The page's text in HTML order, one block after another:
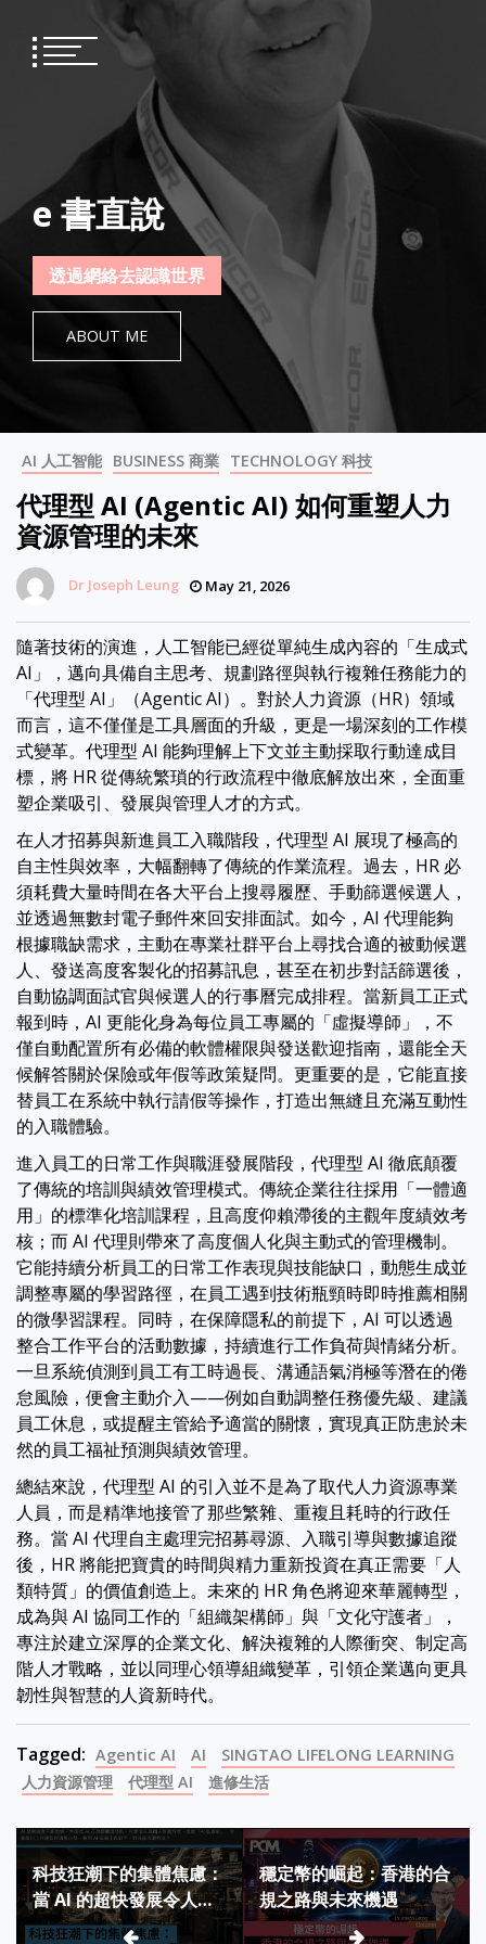
content
e 書直說
透過網絡去認識世界
ABOUT ME
AI 人工智能 BUSINESS 商業 TECHNOLOGY 科技
代理型 AI (Agentic AI) 如何重塑人力
資源管理的未來
Dr Joseph Leung May 21, 2026
隨著技術的演進，人工智能已經從單純生成內容的「生成式
AI」，邁向具備自主思考、規劃路徑與執行複雜任務能力的
「代理型 AI」（Agentic AI）。對於人力資源（HR）領域
而言，這不僅僅是工具層面的升級，更是一場深刻的工作模
式變革。代理型 AI 能夠理解上下文並主動採取行動達成目
標，將 HR 從傳統繁瑣的行政流程中徹底解放出來，全面重
塑企業吸引、發展與管理人才的方式。
在人才招募與新進員工入職階段，代理型 AI 展現了極高的
自主性與效率，大幅翻轉了傳統的作業流程。過去，HR 必
須耗費大量時間在各大平台上搜尋履歷、手動篩選候選人，
並透過無數封電子郵件來回安排面試。如今，AI 代理能夠
根據職缺需求，主動在專業社群平台上尋找合適的被動候選
人、發送高度客製化的招募訊息，甚至在初步對話篩選後，
自動協調面試官與候選人的行事曆完成排程。當新員工正式
報到時，AI 更能化身為每位員工專屬的「虛擬導師」，不
僅自動配置所有必備的軟體權限與發送歡迎指南，還能全天
候解答關於保險或年假等政策疑問。更重要的是，它能直接
替員工在系統中執行請假等操作，打造出無縫且充滿互動性
的入職體驗。
進入員工的日常工作與職涯發展階段，代理型 AI 徹底顛覆
了傳統的培訓與績效管理模式。傳統企業往往採用「一體適
用」的標準化培訓課程，且高度仰賴滯後的主觀年度績效考
核；而 AI 代理則帶來了高度個人化與主動式的管理機制。
它能持續分析員工的日常工作表現與技能缺口，動態生成並
調整專屬的學習路徑，在員工遇到技術瓶頸時即時推薦相關
的微學習課程。同時，在保障隱私的前提下，AI 可以透過
整合工作平台的活動數據，持續進行工作負荷與情緒分析。
一旦系統偵測到員工有工時過長、溝通語氣消極等潛在的倦
怠風險，便會主動介入——例如自動調整任務優先級、建議
員工休息，或提醒主管給予適當的關懷，實現真正防患於未
然的員工福祉預測與績效管理。
總結來說，代理型 AI 的引入並不是為了取代人力資源專業
人員，而是精準地接管了那些繁雜、重複且耗時的行政任
務。當 AI 代理自主處理完招募尋源、入職引導與數據追蹤
後，HR 將能把寶貴的時間與精力重新投資在真正需要「人
類特質」的價值創造上。未來的 HR 角色將迎來華麗轉型，
成為與 AI 協同工作的「組織架構師」與「文化守護者」，
專注於建立深厚的企業文化、解決複雜的人際衝突、制定高
階人才戰略，並以同理心領導組織變革，引領企業邁向更具
韌性與智慧的人資新時代。
Tagged: Agentic AI AI
SINGTAO LIFELONG LEARNING
人力資源管理
代理型 AI 進修生活
Post
navigation
科技狂潮下的集體焦慮：
當 AI 的超快發展令人無
所適從
穩定幣的崛起：香港的合
規之路與未來機遇